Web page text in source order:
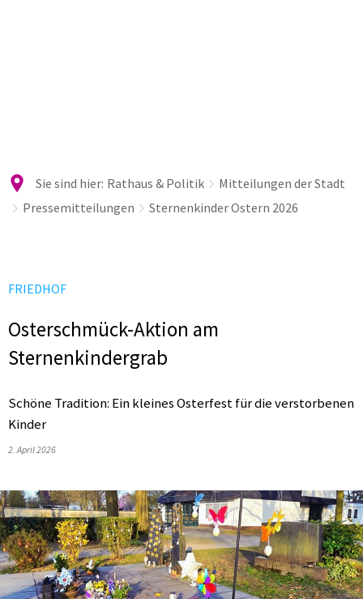
Sie sind hier: Rathaus & Politik
Mitteilungen der Stadt
Pressemitteilungen
Sternenkinder Ostern 2026
FRIEDHOF
Osterschmück-Aktion am
Sternenkindergrab
Schöne Tradition: Ein kleines Osterfest für die verstorbenen
Kinder
2. April 2026